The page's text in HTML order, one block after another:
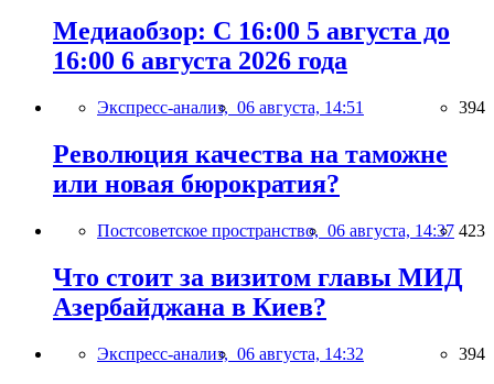
Медиаобзор: С 16:00 5 августа до
16:00 6 августа 2026 года
Экспресс-анализ, 06 августа, 14:51 394
Революция качества на таможне
или новая бюрократия?
Постсоветское пространство, 06 августа, 14:37 423
Что стоит за визитом главы МИД
Азербайджана в Киев?
Экспресс-анализ, 06 августа, 14:32 394